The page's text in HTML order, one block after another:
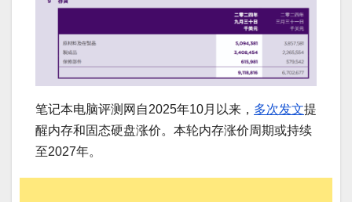
笔记本电脑评测网自2025年10月以来， 多次发文提
醒内存和固态硬盘涨价。本轮内存涨价周期或持续
至2027年。